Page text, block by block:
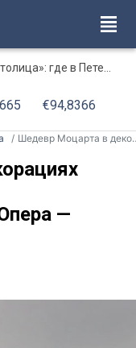
перекрыты дороги 9 августа
€94,8366
Шедевр Моцарта в декорациях шедевра Растрелли: закрытие фестиваля «Опера — всем»
—